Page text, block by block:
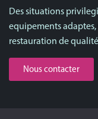
Des situations
equipements
restauration de
Nous contacter